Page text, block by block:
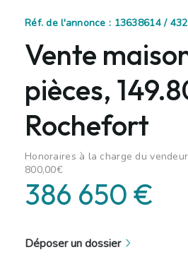
Réf. de l'annonce : 13638614 /
Vente
pièces,
Rochefort
Honoraires à la charge du
800,00€
386 650 €
Déposer un dossier